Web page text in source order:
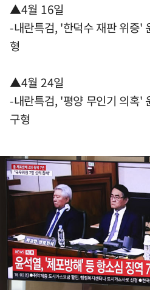
▲4월 16일
-내란특검, '한덕수 재판 위증'
형
▲4월 24일
-내란특검, '평양 무인기 의혹'
구형